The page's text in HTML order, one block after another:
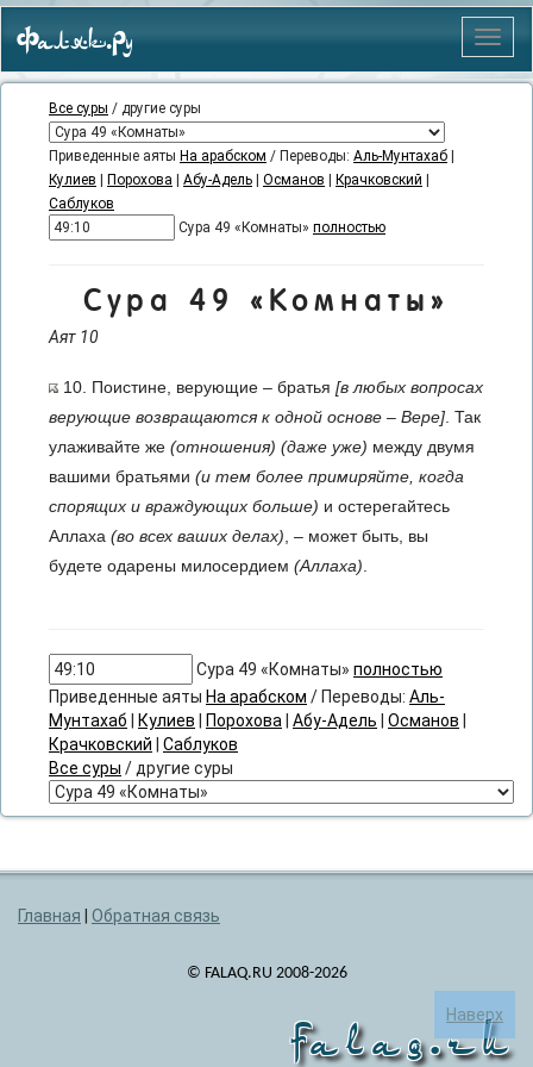
Меню
Фаляк.Ру
Все суры / другие суры
Приведенные аяты На арабском / Переводы: Аль-Мунтахаб
Кулиев
Порохова Абу-Адель Османов Крачковский
Саблуков
Сура 49 «Комнаты» полностью
Сура 49 «Комнаты»
Аят 10
10. Поистине, верующие – братья [в любых вопросах
верующие возвращаются к одной основе – Вере] . Так
улаживайте же (отношения) (даже уже) между двумя
вашими братьями (и тем более примиряйте, когда
спорящих и враждующих больше) и остерегайтесь
Аллаха (во всех ваших делах) , – может быть, вы
будете одарены милосердием (Аллаха)
Сура 49 «Комнаты» полностью
Приведенные аяты На арабском / Переводы: Аль-
Мунтахаб
Кулиев Порохова Абу-Адель Османов
Крачковский
Саблуков
Все суры / другие суры
Наверх
Главная Обратная связь
© FALAQ.RU 2008-2026
falaq.ru